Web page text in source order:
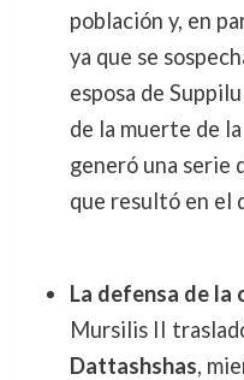
población y, en
ya que se
esposa de
de la muerte de
generó una serie
que resultó en el
La defensa de la
Mursilis II
Dattashshas,